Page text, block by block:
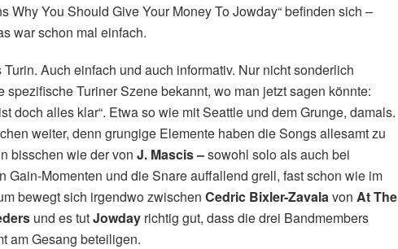
Why You Should Give Your Money To Jowday“ befinden sich –
war schon mal einfach.
Turin. Auch einfach und auch informativ. Nur nicht sonderlich
Turiner Szene bekannt, wo man jetzt sagen könnte:
doch alles klar“. Etwa so wie mit Seattle und dem Grunge, damals.
weiter, denn grungige Elemente haben die Songs allesamt zu
bisschen wie der von J. Mascis –sowohl solo als auch bei
Gain-Momenten und die Snare auffallend grell, fast schon wie im
bewegt sich irgendwo zwischen Cedric Bixler-Zavalavon At The
und es tutJowday richtig gut, dass die drei Bandmembers
am Gesang beteiligen.